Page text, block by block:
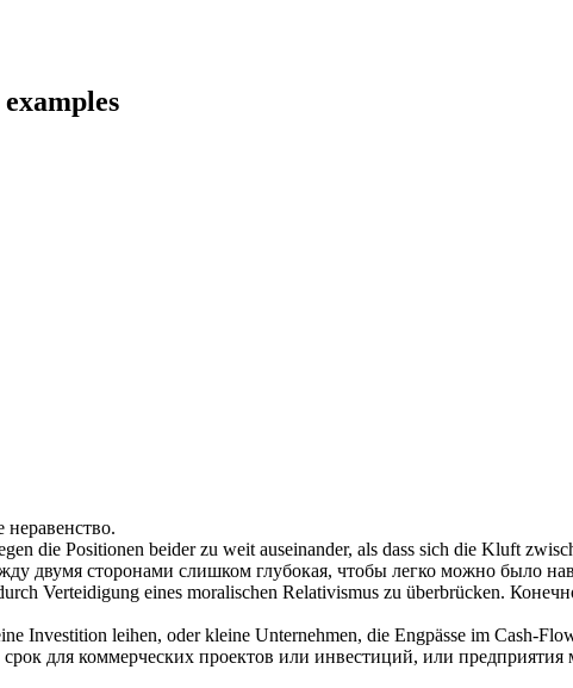
неравенство.
die Positionen beider zu weit auseinander, als dass sich die Kluft
двумя сторонами слишком глубокая, чтобы легко можно было
Verteidigung eines moralischen Relativismus zu überbrücken.
Investition leihen, oder kleine Unternehmen, die Engpässe im Cash-
для коммерческих проектов или инвестиций, или